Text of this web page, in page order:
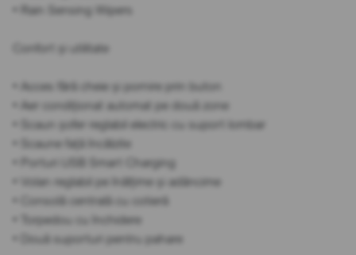
• Rain Sensing Wipers
Confort și utilitate
• Acces fără cheie și pornire prin buton
• Aer condiționat automat pe două zone
• Scaun șofer reglabil electric cu suport lombar
• Scaune față încălzite
• Porturi USB Smart Charging
• Volan reglabil pe înălțime și adâncime
• Consolă centrală cu cotieră
• Torpedou cu închidere
• Două suporturi pentru pahare